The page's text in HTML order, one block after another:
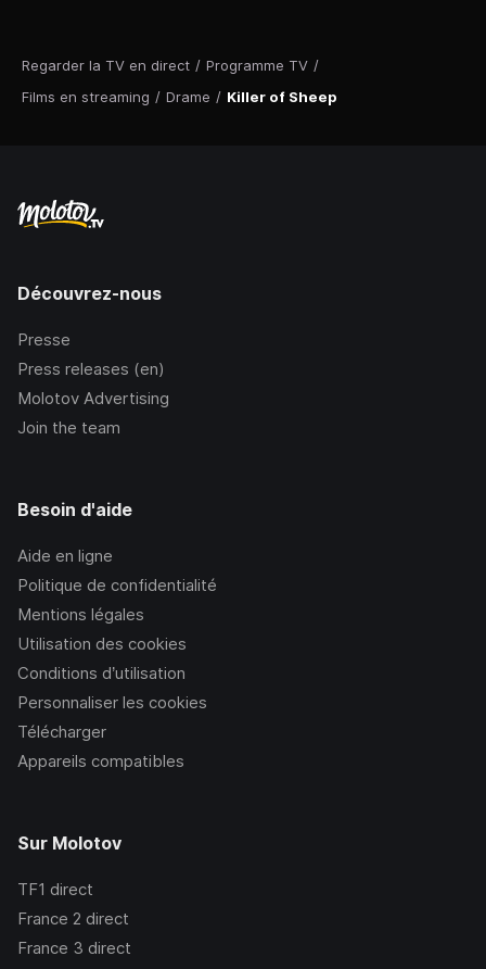
Regarder la TV en direct / Programme TV /
Films en streaming / Drame / Killer of Sheep
Découvrez-nous
Presse
Press releases (en)
Molotov Advertising
Join the team
Besoin d'aide
Aide en ligne
Politique de confidentialité
Mentions légales
Utilisation des cookies
Conditions d’utilisation
Personnaliser les cookies
Télécharger
Appareils compatibles
Sur Molotov
TF1 direct
France 2 direct
France 3 direct